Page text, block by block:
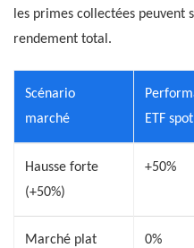
les primes collectées
rendement total.
Scénario
marché
ETF spot
Hausse forte
(+50%)
+50%
Marché plat 0%